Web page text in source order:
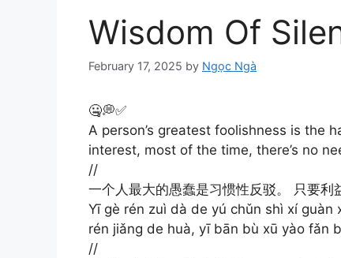
Wisdom Of
February 17, 2025 by Ngọc Ngà
🤐💭✅
A person’s greatest foolishness is the
interest, most of the time, there’s no
//
一个人最大的愚蠢是习惯性反驳。 只要
Yī gè rén zuì dà de yú chǔn shì xí
rén jiǎng de huà, yī bān bù xū yào fǎn
//